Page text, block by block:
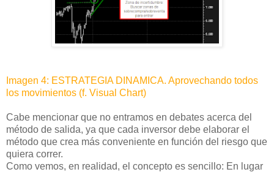
Imagen 4: ESTRATEGIA DINAMICA. Aprovechando todos
los movimientos (f. Visual Chart)
Cabe mencionar que no entramos en debates acerca del
método de salida, ya que cada inversor debe elaborar el
método que crea más conveniente en función del riesgo que
quiera correr.
Como vemos, en realidad, el concepto es sencillo: En lugar